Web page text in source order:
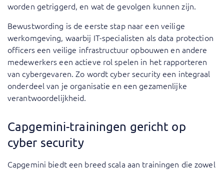
worden getriggerd, en wat de gevolgen kunnen zijn.
Bewustwording is de eerste stap naar een veilige
werkomgeving, waarbij IT-specialisten als data protection
officers een veilige infrastructuur opbouwen en andere
medewerkers een actieve rol spelen in het rapporteren
van cybergevaren. Zo wordt cyber security een integraal
onderdeel van je organisatie en een gezamenlijke
verantwoordelijkheid.
Capgemini-trainingen gericht op
cyber security
Capgemini biedt een breed scala aan trainingen die zowel